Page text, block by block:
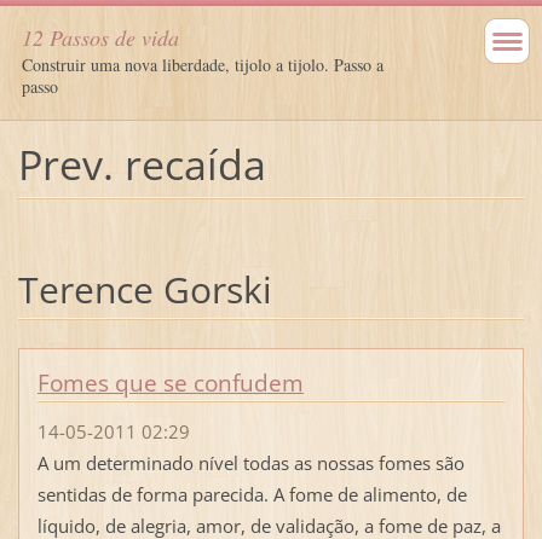
12 Passos de vida
Construir uma nova liberdade, tijolo a tijolo. Passo a
passo
Prev. recaída
Terence Gorski
Fomes que se confudem
14-05-2011 02:29
A um determinado nível todas as nossas fomes são
sentidas de forma parecida. A fome de alimento, de
líquido, de alegria, amor, de validação, a fome de paz, a